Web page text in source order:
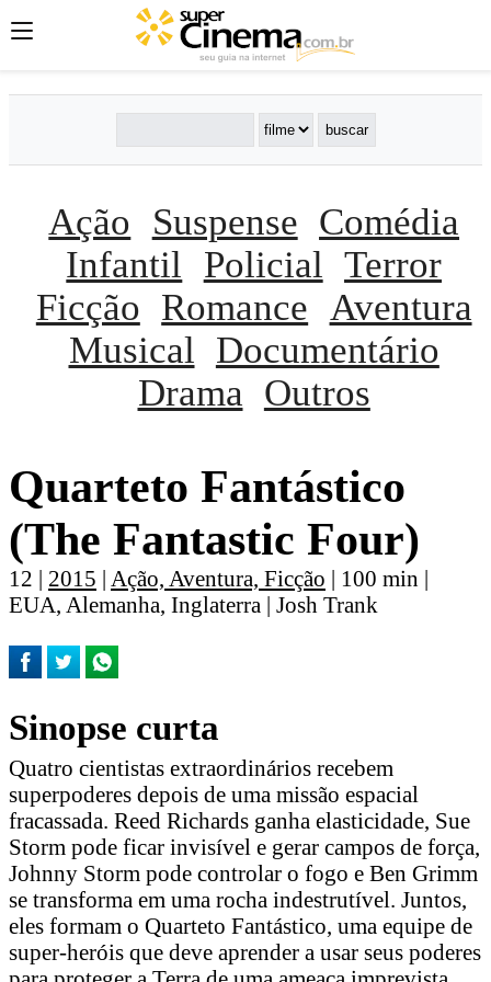
Ação Suspense Comédia
Infantil
Policial Terror
Ficção Romance Aventura
Musical
Documentário
Drama Outros
Quarteto Fantástico
(The Fantastic Four)
12 | 2015 | Ação, Aventura, Ficção | 100 min |
EUA, Alemanha, Inglaterra | Josh Trank
Sinopse curta
Quatro cientistas extraordinários recebem
superpoderes depois de uma missão espacial
fracassada. Reed Richards ganha elasticidade, Sue
Storm pode ficar invisível e gerar campos de força,
Johnny Storm pode controlar o fogo e Ben Grimm
se transforma em uma rocha indestrutível. Juntos,
eles formam o Quarteto Fantástico, uma equipe de
super-heróis que deve aprender a usar seus poderes